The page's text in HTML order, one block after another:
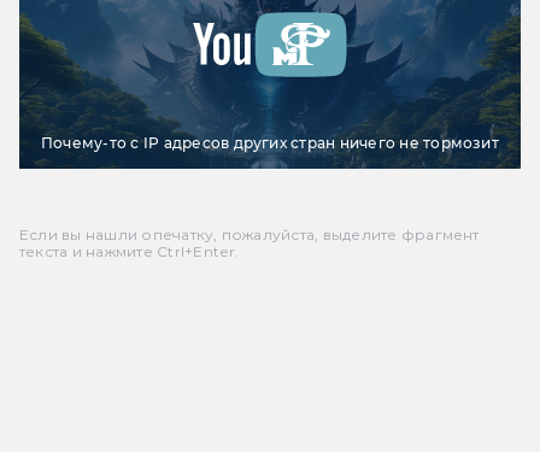
Почему-то с IP адресов других стран ничего не тормозит
Если вы нашли опечатку, пожалуйста, выделите фрагмент
текста и нажмите Ctrl+Enter.